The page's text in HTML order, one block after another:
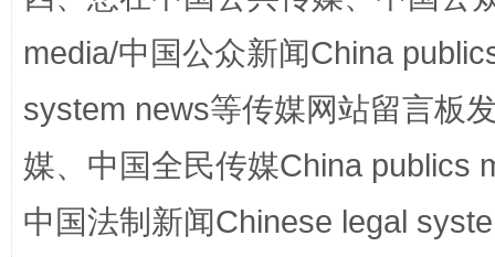
media/中国公众新闻China
system news等传媒网站留言板
媒、中国全民传媒China publics
中国法制新闻Chinese legal